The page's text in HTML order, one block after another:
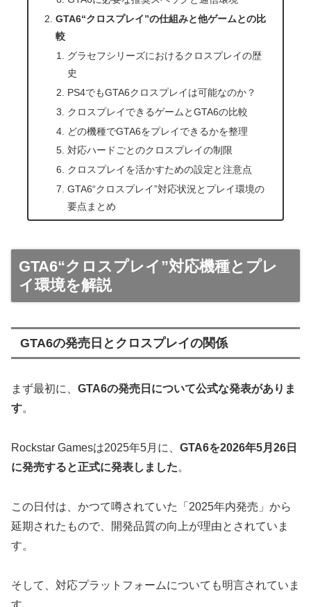
GTA6“クロスプレイ”の仕組みと他ゲームとの比
較
グラセフシリーズにおけるクロスプレイの歴
史
PS4でもGTA6クロスプレイは可能なのか？
クロスプレイできるゲームとGTA6の比較
どの機種でGTA6をプレイできるかを整理
対応ハードごとのクロスプレイの制限
クロスプレイを活かすための設定と注意点
GTA6“クロスプレイ”対応状況とプレイ環境の
要点まとめ
GTA6“クロスプレイ”対応機種とプレ
イ環境を解説
GTA6の発売日とクロスプレイの関係
まず最初に、 GTA6の発売日について公式な発表がありま
す。
Rockstar Gamesは2025年5月に、 GTA6を2026年5月26日
に発売すると正式に発表しました。
この日付は、かつて噂されていた「2025年内発売」から
延期されたもので、開発品質の向上が理由とされていま
す。
そして、対応プラットフォームについても明言されていま
す。